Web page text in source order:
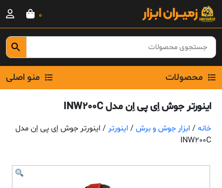
Skip
content
0
محصولات منو اصلی
اینورتر جوش اِی پی اِن مدل INW200C
خانه / ابزار جوش و برش / اینورتر / اینورتر جوش اِی پی اِن مدل
INW200C